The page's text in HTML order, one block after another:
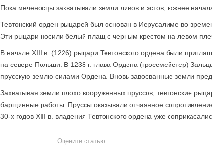
Пока меченосцы захватывали земли ливов и эстов, южнее
Тевтонский орден рыцарей был основан в Иерусалиме во
Эти рыцари носили белый плащ с черным крестом на левом
В начале XIII в. (1226) рыцари Тевтонского ордена были
на севере Польши. В 1238 г. глава Ордена (гроссмейстер)
прусскую землю силами Ордена. Вновь завоеванные земли
Захватывая земли плохо вооруженных пруссов, тевтонские
барщинные работы. Пруссы оказывали отчаянное
30-х годов XIII в. владения Тевтонского ордена уже
Оцените статью!